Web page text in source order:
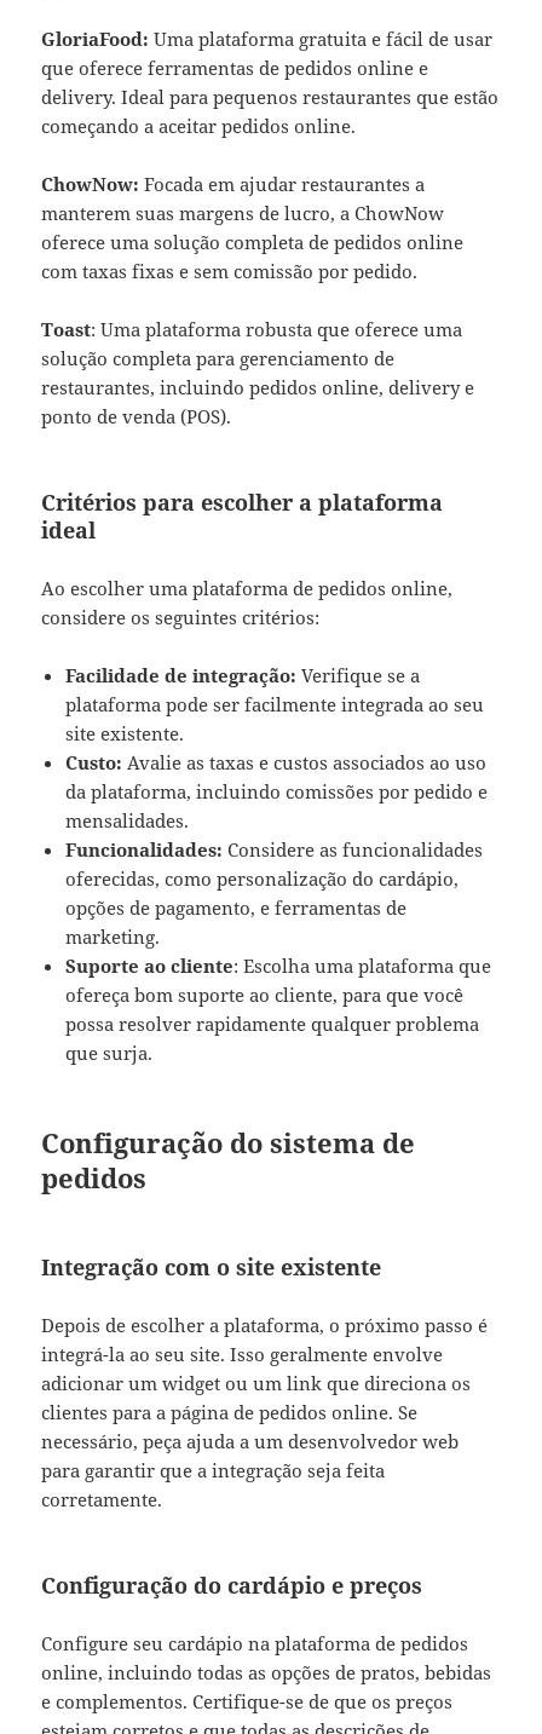
GloriaFood:Uma plataforma gratuita e fácil de usar
que oferece ferramentas de pedidos online e
delivery. Ideal para pequenos restaurantes que estão
começando a aceitar pedidos online.
ChowNow: Focada em ajudar restaurantes a
manterem suas margens de lucro, a ChowNow
oferece uma solução completa de pedidos online
com taxas fixas e sem comissão por pedido.
Toast: Uma plataforma robusta que oferece uma
solução completa para gerenciamento de
restaurantes, incluindo pedidos online, delivery e
ponto de venda (POS).
Critérios para escolher a plataforma
ideal
Ao escolher uma plataforma de pedidos online,
considere os seguintes critérios:
Facilidade de integração:Verifique se a
plataforma pode ser facilmente integrada ao seu
site existente.
Custo: Avalie as taxas e custos associados ao uso
da plataforma, incluindo comissões por pedido e
mensalidades.
Funcionalidades: Considere as funcionalidades
oferecidas, como personalização do cardápio,
opções de pagamento, e ferramentas de
marketing.
Suporte ao cliente: Escolha uma plataforma que
ofereça bom suporte ao cliente, para que você
possa resolver rapidamente qualquer problema
que surja.
Configuração do sistema de
pedidos
Integração com o site existente
Depois de escolher a plataforma, o próximo passo é
integrá-la ao seu site. Isso geralmente envolve
adicionar um widget ou um link que direciona os
clientes para a página de pedidos online. Se
necessário, peça ajuda a um desenvolvedor web
para garantir que a integração seja feita
corretamente.
Configuração do cardápio e preços
Configure seu cardápio na plataforma de pedidos
online, incluindo todas as opções de pratos, bebidas
e complementos. Certifique-se de que os preços